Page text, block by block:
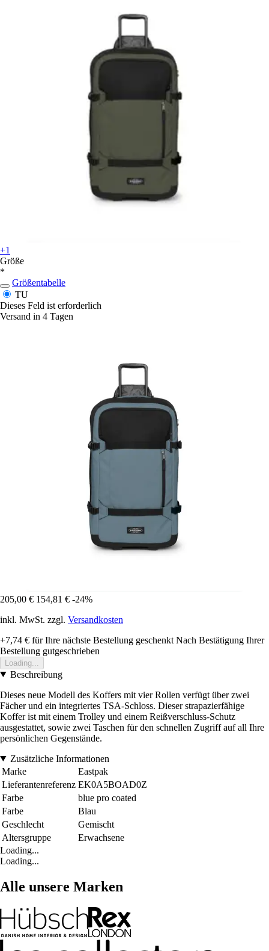
+1
Größe
*
Größentabelle
TU
Dieses Feld ist erforderlich
Versand in 4 Tagen
205,00 € 154,81 € -24%
inkl. MwSt. zzgl. Versandkosten
+7,74 € für Ihre nächste Bestellung geschenkt Nach Bestätigung Ihrer
Bestellung gutgeschrieben
Loading...
Beschreibung
Dieses neue Modell des Koffers mit vier Rollen verfügt über zwei
Fächer und ein integriertes TSA-Schloss. Dieser strapazierfähige
Koffer ist mit einem Trolley und einem Reißverschluss-Schutz
ausgestattet, sowie zwei Taschen für den schnellen Zugriff auf all Ihre
persönlichen Gegenstände.
Zusätzliche Informationen
Marke
Eastpak
Lieferantenreferenz EK0A5BOAD0Z
Farbe
blue pro coated
Farbe
Blau
Geschlecht
Gemischt
Altersgruppe
Erwachsene
Loading...
Loading...
Alle unsere Marken